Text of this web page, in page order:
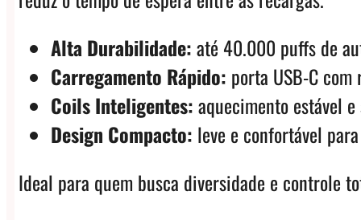
Alta Durabilidade:até 40.000 puffs de
Carregamento Rápido: porta USB-C
Coils Inteligentes:aquecimento estável
Design Compacto: leve e confortável
Ideal para quem busca diversidade e controle